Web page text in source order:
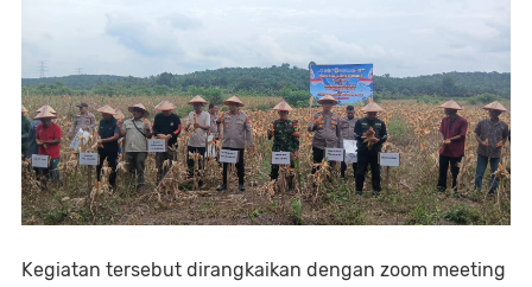
Kegiatan tersebut dirangkaikan dengan zoom meeting